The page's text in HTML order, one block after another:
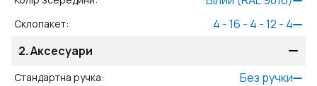
Склопакет:
4 - 16 - 4 - 12 - 4
2.Аксесуари
Стандартна ручка: Без ручки